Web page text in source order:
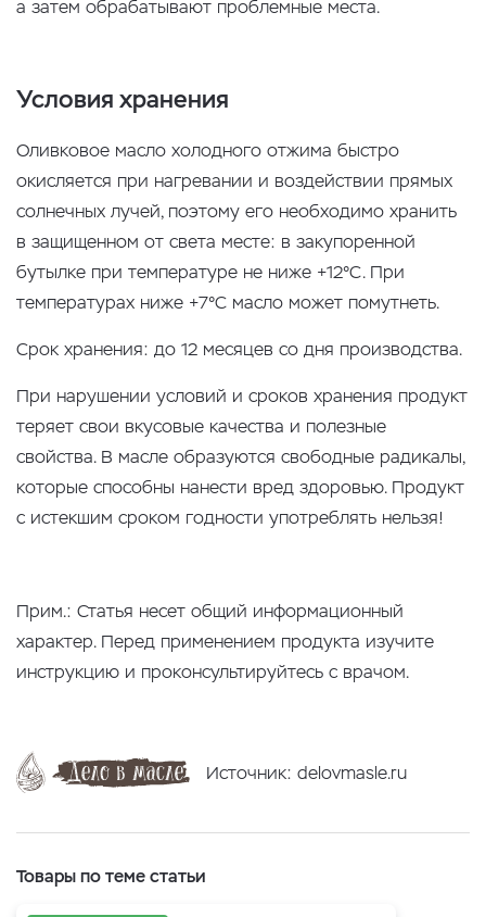
а затем обрабатывают проблемные места.
Условия хранения
Оливковое масло холодного отжима быстро
окисляется при нагревании и воздействии прямых
солнечных лучей, поэтому его необходимо хранить
в защищенном от света месте: в закупоренной
бутылке при температуре не ниже +12°C. При
температурах ниже +7°С масло может помутнеть.
Срок хранения: до 12 месяцев со дня производства.
При нарушении условий и сроков хранения продукт
теряет свои вкусовые качества и полезные
свойства. В масле образуются свободные радикалы,
которые способны нанести вред здоровью. Продукт
с истекшим сроком годности употреблять нельзя!
Прим.: Статья несет общий информационный
характер. Перед применением продукта изучите
инструкцию и проконсультируйтесь с врачом.
Источник: delovmasle.ru
Товары по теме статьи